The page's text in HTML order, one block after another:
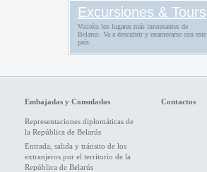
Excursiones & Tours
Visitéis los lugares más interesantes de
Belarus. Va a descubrir y enamorarse con este
país.
Embajadas y Consulados
Representaciones diplomáticas de
la República de Belarús
Entrada, salida y tránsito de los
extranjeros por el territorio de la
República de Belarús
Contactos